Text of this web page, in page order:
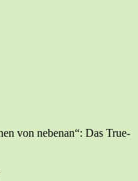
von neben­an“: Das True-